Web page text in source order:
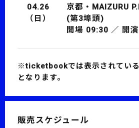
04.26
（日）
京都・MAIZURU
(第3埠頭)
開場 09:30 ／ 開
※ticketbookでは表示されてい
となります。
販売スケジュール